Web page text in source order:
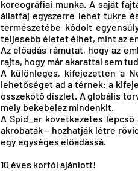
koreográfiai munka. A saját
állatfaj egyszerre lehet tükre
természetébe kódolt
teljesebb életet élhet, mint az
Az előadás rámutat, hogy az
rajta, hogy már akarattal sem
A különleges, kifejezetten a
lehetőséget ad a térnek: a
összekötő díszlet. A globális
mely bekebelez mindenkit.
A Spid_er következetes
akrobaták – hozhatják létre
egy egységes előadássá.
10 éves kortól ajánlott!